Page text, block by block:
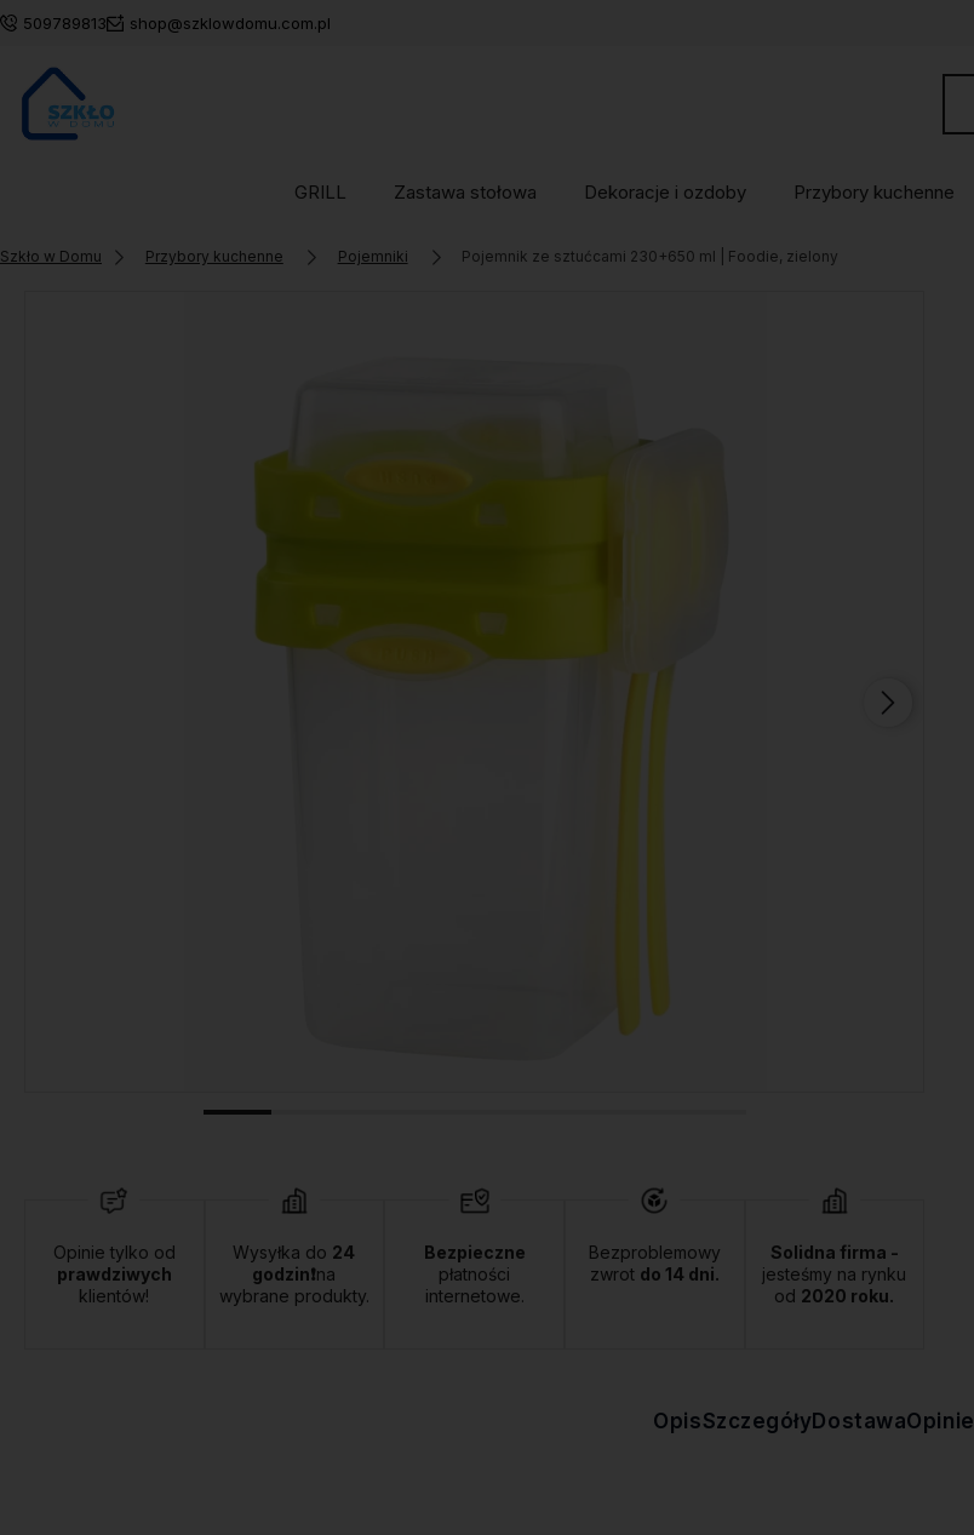
509789813 shop@szklowdomu.com.pl
GRILL Zastawa stołowa Dekoracje i ozdoby Przybory kuchenne
Szkło w Domu Przybory kuchenne Pojemniki Pojemnik ze sztućcami 230+650 ml | Foodie, zielony
Opinie tylko od
prawdziwych
klientów!
Wysyłka do 24
godzin❗na
wybrane produkty.
Bezpieczne
płatności
internetowe.
Bezproblemowy
zwrot do 14 dni.
Solidna firma -
jesteśmy na rynku
od 2020 roku.
OpisSzczegółyDostawaOpinie